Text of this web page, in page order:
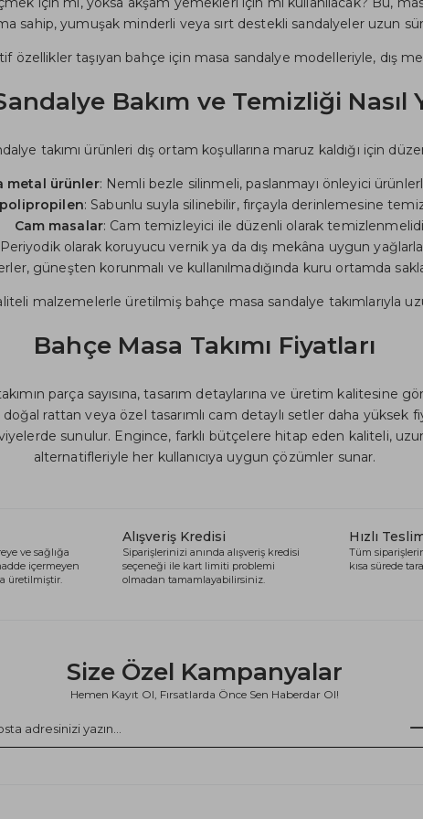
sahip, yumuşak minderli veya sırt destekli sandalyeler uzun
taşıyan bahçe için masa sandalye modelleriyle, dış
Bakım ve Temizliği Nasıl
takımı ürünleri dış ortam koşullarına maruz kaldığı için
metal ürünler: Nemli bezle silinmeli, paslanmayı önleyici
: Sabunlu suyla silinebilir, fırçayla derinlemesine
Cam masalar: Cam temizleyici ile düzenli olarak
olarak koruyucu vernik ya da dış mekâna uygun yağlarla
güneşten korunmalı ve kullanılmadığında kuru ortamda
malzemelerle üretilmiş bahçe masa sandalye takımlarıyla
Bahçe Masa Takımı Fiyatları
parça sayısına, tasarım detaylarına ve üretim
rattan veya özel tasarımlı cam detaylı setler daha yüksek
sunulur. Engince, farklı bütçelere hitap eden kaliteli,
alternatifleriyle her kullanıcıya uygun çözümler sunar.
ve sağlığa
içermeyen
üretilmiştir.
Alışveriş Kredisi
Siparişlerinizi anında alışveriş kredisi
seçeneği ile kart limiti problemi
olmadan tamamlayabilirsiniz.
Hızlı
Tüm
kısa sürede
Size Özel Kampanyalar
Hemen Kayıt Ol, Fırsatlarda Önce Sen Haberdar Ol!